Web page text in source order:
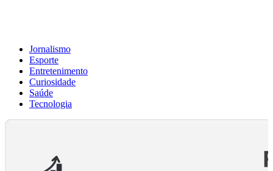
Jornalismo
Esporte
Entretenimento
Curiosidade
Saúde
Tecnologia